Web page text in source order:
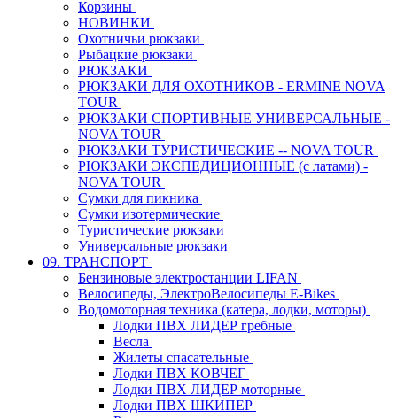
Корзины
НОВИНКИ
Охотничьи рюкзаки
Рыбацкие рюкзаки
РЮКЗАКИ
РЮКЗАКИ ДЛЯ ОХОТНИКОВ - ERMINE NOVA
TOUR
РЮКЗАКИ СПОРТИВНЫЕ УНИВЕРСАЛЬНЫЕ -
NOVA TOUR
РЮКЗАКИ ТУРИСТИЧЕСКИЕ -- NOVA TOUR
РЮКЗАКИ ЭКСПЕДИЦИОННЫЕ (с латами) -
NOVA TOUR
Сумки для пикника
Сумки изотермические
Туристические рюкзаки
Универсальные рюкзаки
09. ТРАНСПОРТ
Бензиновые электростанции LIFAN
Велосипеды, ЭлектроВелосипеды E-Bikes
Водомоторная техника (катера, лодки, моторы)
Лодки ПВХ ЛИДЕР гребные
Весла
Жилеты спасательные
Лодки ПВХ КОВЧЕГ
Лодки ПВХ ЛИДЕР моторные
Лодки ПВХ ШКИПЕР